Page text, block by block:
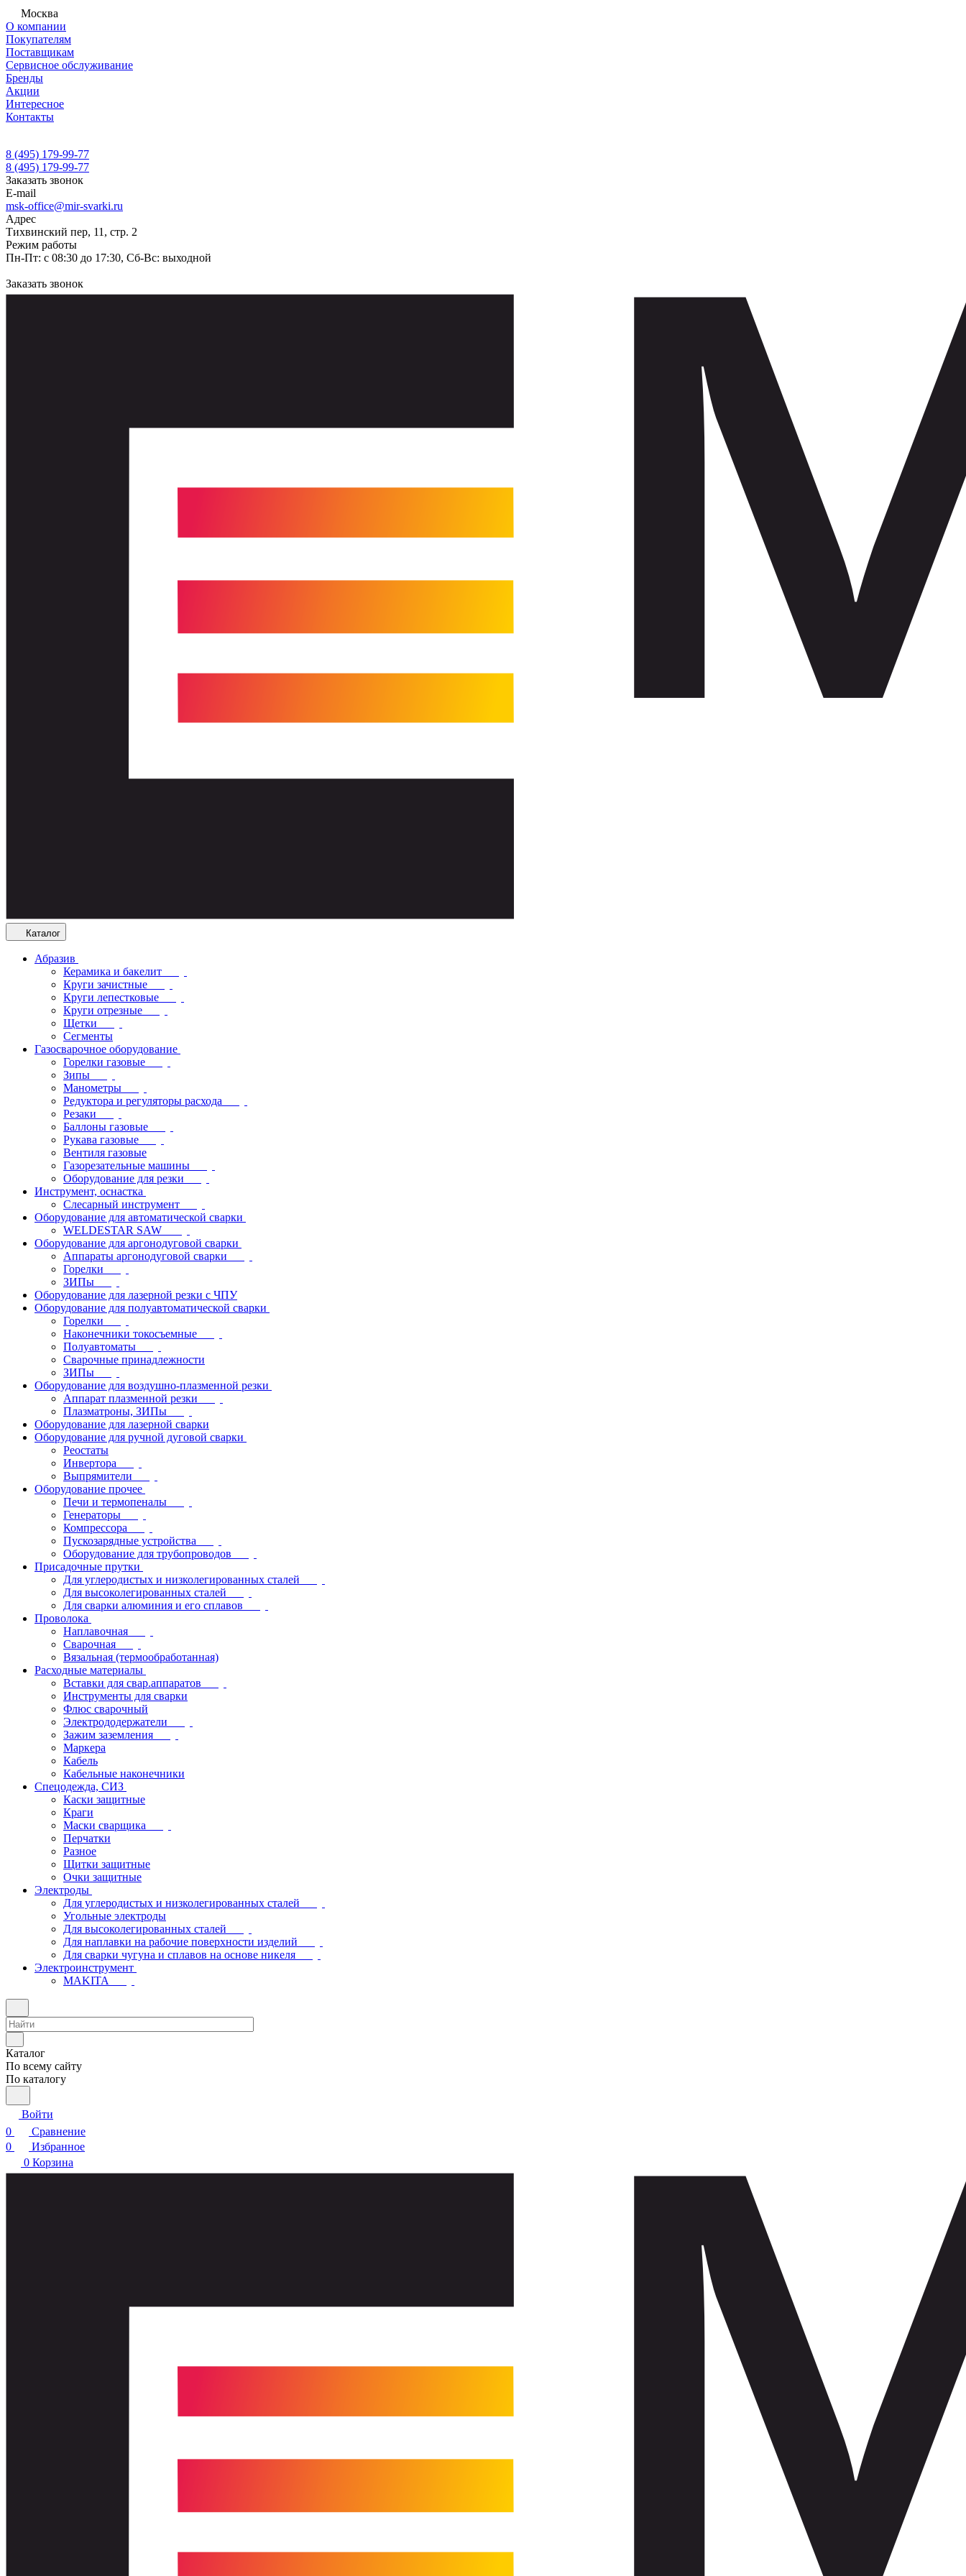
Москва
О компании
Покупателям
Поставщикам
Сервисное обслуживание
Бренды
Акции
Интересное
Контакты
8 (495) 179-99-77
8 (495) 179-99-77
Заказать звонок
E-mail
msk-office@mir-svarki.ru
Адрес
Тихвинский пер, 11, стр. 2
Режим работы
Пн-Пт: с 08:30 до 17:30, Сб-Вс: выходной
Заказать звонок
Каталог
Абразив
Керамика и бакелит
Круги зачистные
Круги лепестковые
Круги отрезные
Щетки
Сегменты
Газосварочное оборудование
Горелки газовые
Зипы
Манометры
Редуктора и регуляторы расхода
Резаки
Баллоны газовые
Рукава газовые
Вентиля газовые
Газорезательные машины
Оборудование для резки
Инструмент, оснастка
Слесарный инструмент
Оборудование для автоматической сварки
WELDESTAR SAW
Оборудование для аргонодуговой сварки
Аппараты аргонодуговой сварки
Горелки
ЗИПы
Оборудование для лазерной резки с ЧПУ
Оборудование для полуавтоматической сварки
Горелки
Наконечники токосъемные
Полуавтоматы
Сварочные принадлежности
ЗИПы
Оборудование для воздушно-плазменной резки
Аппарат плазменной резки
Плазматроны, ЗИПы
Оборудование для лазерной сварки
Оборудование для ручной дуговой сварки
Реостаты
Инвертора
Выпрямители
Оборудование прочее
Печи и термопеналы
Генераторы
Компрессора
Пускозарядные устройства
Оборудование для трубопроводов
Присадочные прутки
Для углеродистых и низколегированных сталей
Для высоколегированных сталей
Для сварки алюминия и его сплавов
Проволока
Наплавочная
Сварочная
Вязальная (термообработанная)
Расходные материалы
Вставки для свар.аппаратов
Инструменты для сварки
Флюс сварочный
Электрододержатели
Зажим заземления
Маркера
Кабель
Кабельные наконечники
Спецодежда, СИЗ
Каски защитные
Краги
Маски сварщика
Перчатки
Разное
Щитки защитные
Очки защитные
Электроды
Для углеродистых и низколегированных сталей
Угольные электроды
Для высоколегированных сталей
Для наплавки на рабочие поверхности изделий
Для сварки чугуна и сплавов на основе никеля
Электроинструмент
МAKITA
Каталог
По всему сайту
По каталогу
Войти
0
Сравнение
0
Избранное
0 Корзина